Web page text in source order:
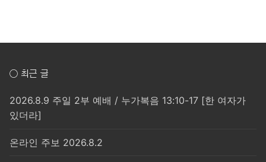
○ 최근 글
2026.8.9 주일 2부 예배 / 누가복음 13:10-17 [한 여자가
있더라]
온라인 주보 2026.8.2